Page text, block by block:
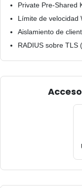
Private Pre-Shared
Límite de velocidad
Aislamiento de
RADIUS sobre TLS